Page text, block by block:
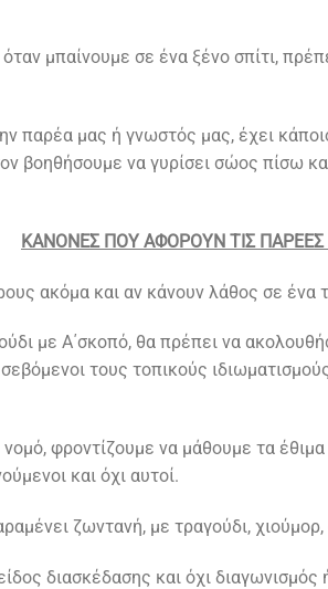
μπαίνουμε σε ένα ξένο σπίτι,
παρέα μας ή γνωστός μας, έχει
βοηθήσουμε να γυρίσει σώος πίσω και
ΚΑΝΟΝΕΣ ΠΟΥ ΑΦΟΡΟΥΝ ΤΙΣ ΠΑΡΕΕΣ
ακόμα και αν κάνουν λάθος σε ένα
με Α΄σκοπό, θα πρέπει να
τους τοπικούς
φροντίζουμε να μάθουμε τα
και όχι αυτοί.
ζωντανή, με τραγούδι,
διασκέδασης και όχι διαγωνισμός ή